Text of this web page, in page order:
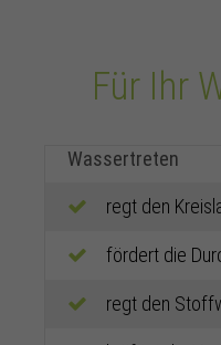
Für Ihr
Wassertreten
regt den
fördert die
regt den